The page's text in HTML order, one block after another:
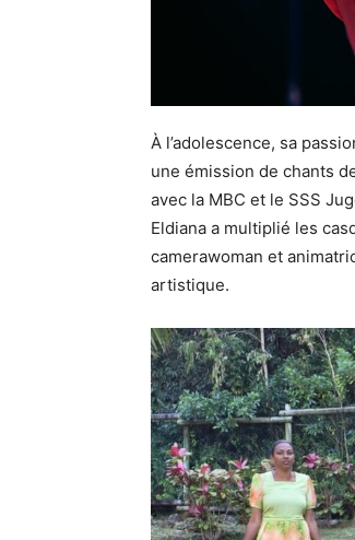
À l’adolescence, sa
une émission de chants
avec la MBC et le SSS
Eldiana a multiplié les
camerawoman et
artistique.